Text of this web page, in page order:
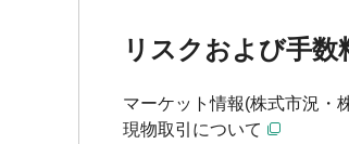
リスクおよび手数
マーケット情報(株式市況・
現物取引について